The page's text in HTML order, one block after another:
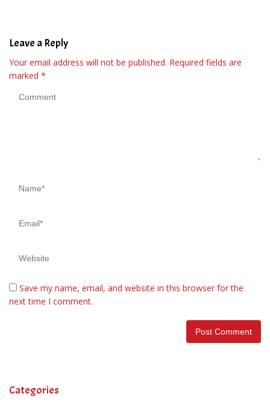
Leave a Reply
Your email address will not be published. Required fields are
marked *
Save my name, email, and website in this browser for the
next time I comment.
Categories